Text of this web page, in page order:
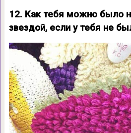
12. Как тебя можно было
звездой, если у тебя не